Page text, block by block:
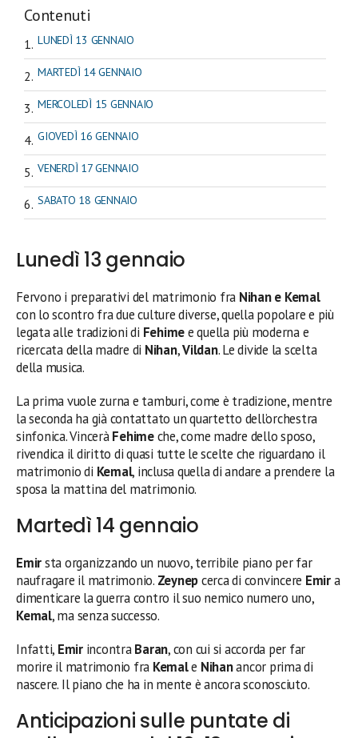
Contenuti
LUNEDÌ 13 GENNAIO
MARTEDÌ 14 GENNAIO
MERCOLEDÌ 15 GENNAIO
GIOVEDÌ 16 GENNAIO
VENERDÌ 17 GENNAIO
SABATO 18 GENNAIO
Lunedì 13 gennaio
Fervono i preparativi del matrimonio fra Nihan e Kemal
con lo scontro fra due culture diverse, quella popolare e più
legata alle tradizioni di Fehimee quella più moderna e
ricercata della madre di Nihan,Vildan. Le divide la scelta
della musica.
La prima vuole zurna e tamburi, come è tradizione, mentre
la seconda ha già contattato un quartetto dell’orchestra
sinfonica. VinceràFehimeche, come madre dello sposo,
rivendica il diritto di quasi tutte le scelte che riguardano il
matrimonio di Kemal, inclusa quella di andare a prendere la
sposa la mattina del matrimonio.
Martedì 14 gennaio
Emirsta organizzando un nuovo, terribile piano per far
naufragare il matrimonio. Zeynepcerca di convincere Emira
dimenticare la guerra contro il suo nemico numero uno,
Kemal, ma senza successo.
Infatti, EmirincontraBaran, con cui si accorda per far
morire il matrimonio fra Kemale Nihanancor prima di
nascere. Il piano che ha in mente è ancora sconosciuto.
Anticipazioni sulle puntate di